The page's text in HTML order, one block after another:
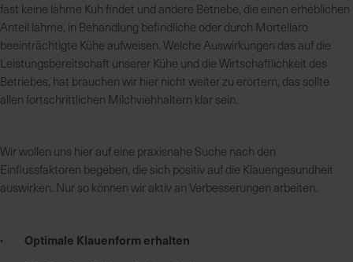
fast keine lahme Kuh findet und andere Betriebe, die einen erheblichen
Anteil lahme, in Behandlung befindliche oder durch Mortellaro
beeinträchtigte Kühe aufweisen. Welche Auswirkungen das auf die
Leistungsbereitschaft unserer Kühe und die Wirtschaftlichkeit des
Betriebes, hat brauchen wir hier nicht weiter zu erörtern, das sollte
allen fortschrittlichen Milchviehhaltern klar sein.
Wir wollen uns hier auf eine praxisnahe Suche nach den
Einflussfaktoren begeben, die sich positiv auf die Klauengesundheit
auswirken. Nur so können wir aktiv an Verbesserungen arbeiten.
· Optimale Klauenform erhalten